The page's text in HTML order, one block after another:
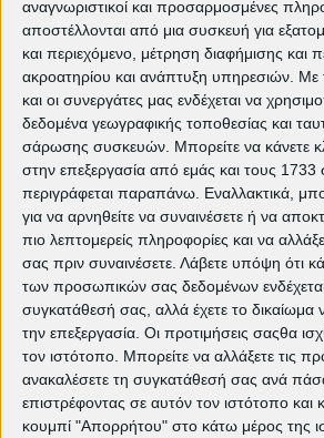
αναγνωριστικοί και προσαρμοσμένες
αποστέλλονται από μια συσκευή για
και περιεχόμενο, μέτρηση διαφήμισης και
ακροατηρίου και ανάπτυξη υπηρεσιών. Με
και οι συνεργάτες μας ενδέχεται να
δεδομένα γεωγραφικής τοποθεσίας και
σάρωσης συσκευών. Μπορείτε να κάνετε
στην επεξεργασία από εμάς και τους
περιγράφεται παραπάνω. Εναλλακτικά,
για να αρνηθείτε να συναινέσετε ή να
πιο λεπτομερείς πληροφορίες και να
σας πριν συναινέσετε. Λάβετε υπόψη ότι
των προσωπικών σας δεδομένων ενδέχεται
συγκατάθεσή σας, αλλά έχετε το δικαίωμα
την επεξεργασία. Οι προτιμήσεις σαςθα
τον ιστότοπο. Μπορείτε να αλλάξετε τις
ανακαλέσετε τη συγκατάθεσή σας ανά
επιστρέφοντας σε αυτόν τον ιστότοπο και
κουμπί "Απορρήτου" στο κάτω μέρος της
Δείτε ακόμη:
Τρέχον πρόγραμμα
The Bride!: Τα τέρατα δεν
που νομίζεις | EDITORIAL
"Ομάχα": Μια πορεία προς
ελευθερία και τη σύνδεση
ανθρώπων | EDITORIAL